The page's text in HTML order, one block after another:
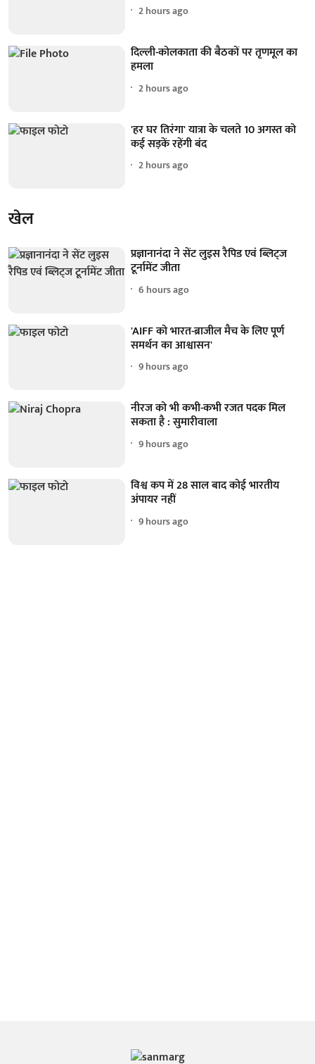
2 hours ago
दिल्ली-कोलकाता की बैठकों पर तृणमूल का
हमला
2 hours ago
'हर घर तिरंगा' यात्रा के चलते 10 अगस्त को
कई सड़कें रहेंगी बंद
2 hours ago
खेल
प्रज्ञानानंदा ने सेंट लुइस रैपिड एवं ब्लिट्ज
टूर्नामेंट जीता
6 hours ago
'AIFF को भारत-ब्राजील मैच के लिए पूर्ण
समर्थन का आश्वासन'
9 hours ago
नीरज को भी कभी-कभी रजत पदक मिल
सकता है : सुमारीवाला
9 hours ago
विश्व कप में 28 साल बाद कोई भारतीय
अंपायर नहीं
9 hours ago